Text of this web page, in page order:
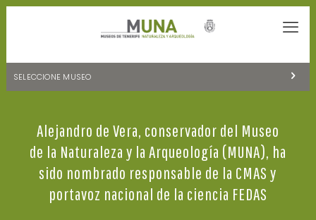
SELECCIONE MUSEO
NATURALEZA Y ARQUEOLOGÍA
HISTORIA Y ANTROPOLOGÍA
Alejandro de Vera, conservador del Museo
de la Naturaleza y la Arqueología (MUNA), ha
sido nombrado responsable de la CMAS y
portavoz nacional de la ciencia FEDAS